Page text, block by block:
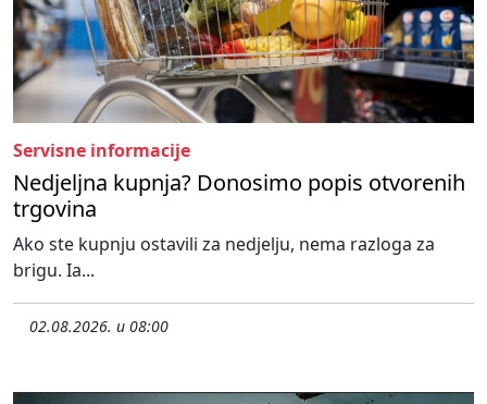
Servisne informacije
Nedjeljna kupnja? Donosimo popis otvorenih
trgovina
Ako ste kupnju ostavili za nedjelju, nema razloga za
brigu. Ia...
02.08.2026. u 08:00